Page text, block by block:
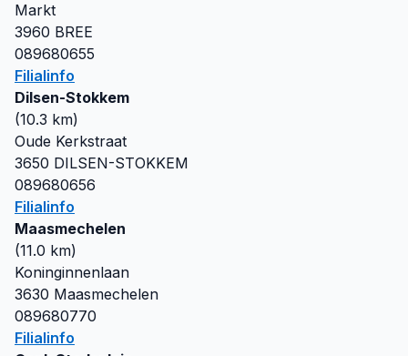
Markt
3960 BREE
089680655
Filialinfo
Dilsen-Stokkem
(10.3 km)
Oude Kerkstraat
3650 DILSEN-STOKKEM
089680656
Filialinfo
Maasmechelen
(11.0 km)
Koninginnenlaan
3630 Maasmechelen
089680770
Filialinfo